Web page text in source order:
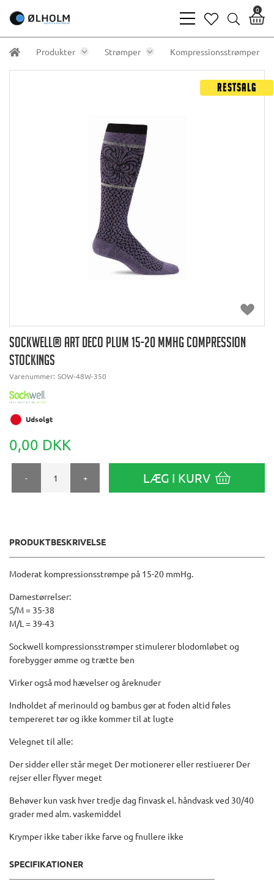
bars
light
heart
search
0
Produkter Strømper Kompressionsstrømper
Restsalg
SOCKWELL® ART DECO PLUM 15-20 MMHG COMPRESSION
STOCKINGS
Varenummer: SOW-48W-350
Udsolgt
0,00 DKK
- + LÆG I KURV
PRODUKTBESKRIVELSE
Moderat kompressionsstrømpe på 15-20 mmHg.
Damestørrelser:
S/M = 35-38
M/L = 39-43
Sockwell kompressionsstrømper stimulerer blodomløbet og
forebygger ømme og trætte ben
Virker også mod hævelser og åreknuder
Indholdet af merinould og bambus gør at foden altid føles
tempereret tør og ikke kommer til at lugte
Velegnet til alle:
Der sidder eller står meget Der motionerer eller restiuerer Der
rejser eller flyver meget
Behøver kun vask hver tredje dag finvask el. håndvask ved 30/40
grader med alm. vaskemiddel
Krymper ikke taber ikke farve og fnullere ikke
SPECIFIKATIONER